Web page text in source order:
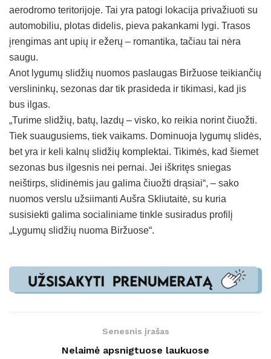
aerodromo teritorijoje. Tai yra patogi lokacija privažiuoti su
automobiliu, plotas didelis, pieva pakankami lygi. Trasos
įrengimas ant upių ir ežerų – romantika, tačiau tai nėra
saugu.
Anot lygumų slidžių nuomos paslaugas Biržuose teikiančių
verslininkų, sezonas dar tik prasideda ir tikimasi, kad jis
bus ilgas.
„Turime slidžių, batų, lazdų – visko, ko reikia norint čiuožti.
Tiek suaugusiems, tiek vaikams. Dominuoja lygumų slidės,
bet yra ir keli kalnų slidžių komplektai. Tikimės, kad šiemet
sezonas bus ilgesnis nei pernai. Jei iškritęs sniegas
neištirps, slidinėmis jau galima čiuožti drąsiai“, – sako
nuomos verslu užsiimanti Aušra Skliutaitė, su kuria
susisiekti galima socialiniame tinkle susiradus profilį
„Lygumų slidžių nuoma Biržuose“.
Senesnis įrašas
Nelaimė apsnigtuose laukuose